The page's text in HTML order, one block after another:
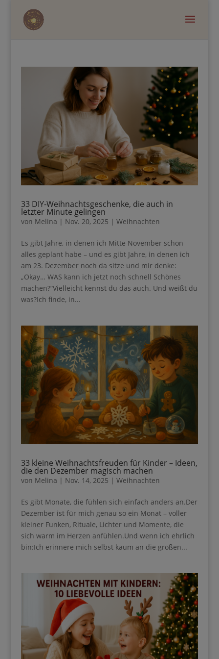
33 DIY-Weihnachtsgeschenke, die auch in
letzter Minute gelingen
vonMelina|Nov. 20, 2025| Weihnachten
Es gibt Jahre, in denen ich Mitte November schon
alles geplant habe – und es gibt Jahre, in denen ich
am 23. Dezember noch da sitze und mir denke:
„Okay… WAS kann ich jetzt noch schnell Schönes
machen?“Vielleicht kennst du das auch. Und weißt
du was?Ich finde, in...
Ideen, die den Dezember magisch machen
von Melina|Nov. 14, 2025|Weihnachten
an.Der Dezember ist für mich genau so ein Monat –
voller kleiner Funken, Rituale, Lichter und Momente,
die sich warm im Herzen anfühlen.Und wenn ich
ehrlich bin:Ich erinnere mich selbst kaum an die
großen...
Ihre Anmeldung konnte nicht gespeichert werden.
Bitte versuchen Sie es erneut.
Ihre Anmeldung war erfolgreich.
Lade dir meinen Guide für 0€